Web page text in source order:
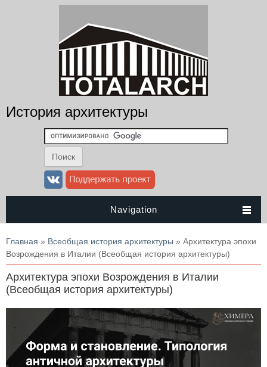
История архитектуры
Navigation
Вы здесь
Главная » Всеобщая история архитектуры » Архитектура эпохи
Возрождения в Италии (Всеобщая история архитектуры)
Архитектура эпохи Возрождения в Италии
(Всеобщая история архитектуры)